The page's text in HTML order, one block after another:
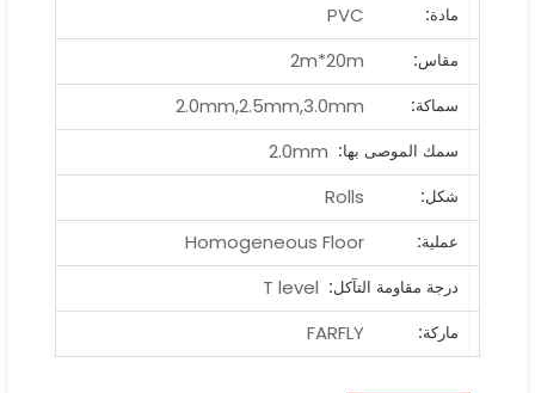
مادة:
PVC
مقاس:
2m*20m
سماكة:
2.0mm,2.5mm,3.0mm
سمك الموصى بها: 2.0mm
شكل:
Rolls
عملية:
Homogeneous Floor
درجة مقاومة التآكل: T level
ماركة:
FARFLY